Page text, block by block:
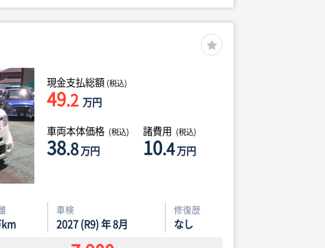
現金支払総額 (税込)
49.2 万円
車両本体価格 (税込)
38.8万円
諸費用 (税込)
10.4万円
車検
2027 (R9) 年 8月
修復歴
なし